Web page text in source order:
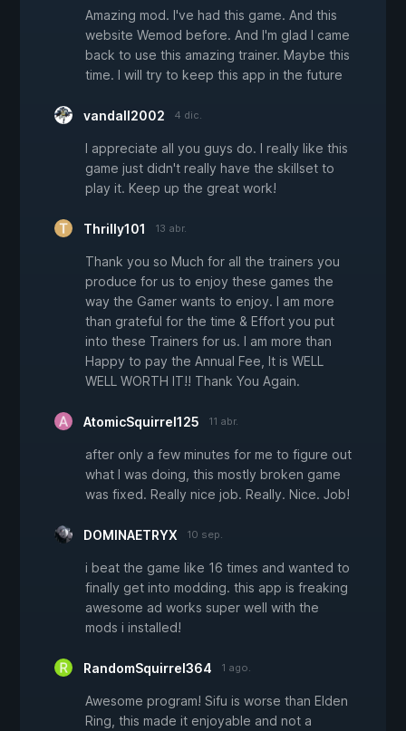
Amazing mod. I've had this game. And this
website Wemod before. And I'm glad I came
back to use this amazing trainer. Maybe this
time. I will try to keep this app in the future
vandall2002 4 dic.
I appreciate all you guys do. I really like this
game just didn't really have the skillset to
play it. Keep up the great work!
Thrilly101 13 abr.
Thank you so Much for all the trainers you
produce for us to enjoy these games the
way the Gamer wants to enjoy. I am more
than grateful for the time & Effort you put
into these Trainers for us. I am more than
Happy to pay the Annual Fee, It is WELL
WELL WORTH IT!! Thank You Again.
AtomicSquirrel125 11 abr.
after only a few minutes for me to figure out
what I was doing, this mostly broken game
was fixed. Really nice job. Really. Nice. Job!
DOMINAETRYX 10 sep.
i beat the game like 16 times and wanted to
finally get into modding. this app is freaking
awesome ad works super well with the
mods i installed!
RandomSquirrel364 1 ago.
Awesome program! Sifu is worse than Elden
Ring, this made it enjoyable and not a